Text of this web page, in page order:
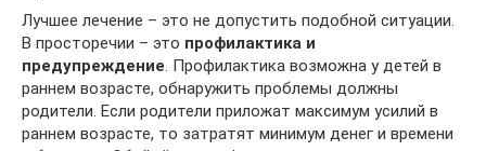
Лучшее лечение – это не допустить подобной ситуации.
В просторечии – это профилактика и
предупреждение. Профилактика возможна у детей в
раннем возрасте, обнаружить проблемы должны
родители. Если родители приложат максимум усилий в
раннем возрасте, то затратят минимум денег и времени